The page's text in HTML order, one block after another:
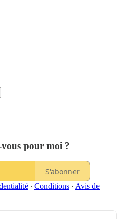
pour moi ?
S'abonner
∙ Conditions ∙ Avis de